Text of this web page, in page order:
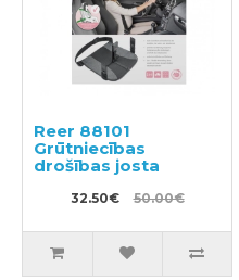
Reer 88101
Grūtniecības
drošības josta
32.50€ 50.00€